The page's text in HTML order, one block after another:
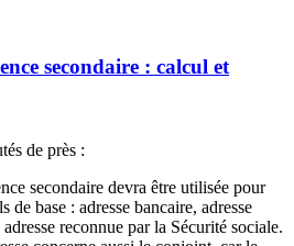
secondaire : calcul et
de près :
secondaire devra être utilisée pour
de base : adresse bancaire, adresse
adresse reconnue par la Sécurité sociale.